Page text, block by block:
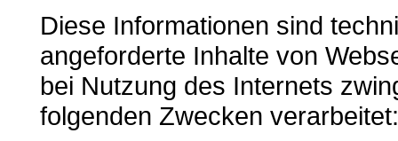
Diese Informationen sind
angeforderte Inhalte von
bei Nutzung des Internets
folgenden Zwecken verarbeitet: